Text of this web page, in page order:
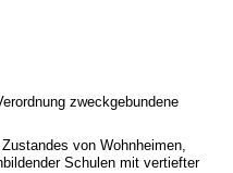
zweckgebundene
von Wohnheimen,
Schulen mit vertiefter